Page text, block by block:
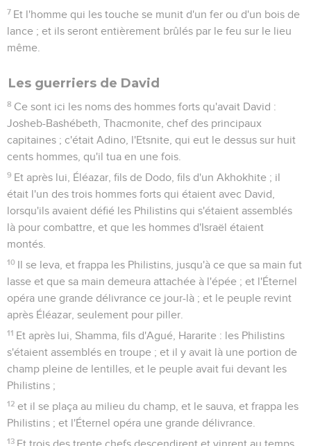
7 Et l'homme qui les touche se munit d'un fer ou d'un bois de
lance ; et ils seront entièrement brûlés par le feu sur le lieu
même.
Les guerriers de David
8 Ce sont ici les noms des hommes forts qu'avait David :
Josheb-Bashébeth, Thacmonite, chef des principaux
capitaines ; c'était Adino, l'Etsnite, qui eut le dessus sur huit
cents hommes, qu'il tua en une fois.
9 Et après lui, Éléazar, fils de Dodo, fils d'un Akhokhite ; il
était l'un des trois hommes forts qui étaient avec David,
lorsqu'ils avaient défié les Philistins qui s'étaient assemblés
là pour combattre, et que les hommes d'Israël étaient
montés.
10 Il se leva, et frappa les Philistins, jusqu'à ce que sa main fut
lasse et que sa main demeura attachée à l'épée ; et l'Éternel
opéra une grande délivrance ce jour-là ; et le peuple revint
après Éléazar, seulement pour piller.
11 Et après lui, Shamma, fils d'Agué, Hararite : les Philistins
s'étaient assemblés en troupe ; et il y avait là une portion de
champ pleine de lentilles, et le peuple avait fui devant les
Philistins ;
12 et il se plaça au milieu du champ, et le sauva, et frappa les
Philistins ; et l'Éternel opéra une grande délivrance.
13 Et trois des trente chefs descendirent et vinrent au temps